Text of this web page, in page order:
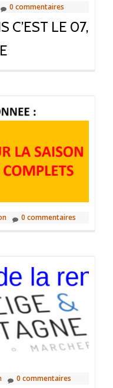
0 commentaires
C’EST LE 07,
0 commentaires
0 commentaires